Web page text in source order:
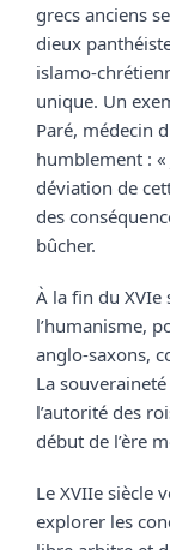
grecs anciens
dieux
islamo-
unique. Un
Paré, médecin
humblement : «
déviation de
des
bûcher.
À la fin du XVIe
l’humanisme,
anglo-saxons,
La
l’autorité des
début de l’ère
Le XVIIe siècle
explorer les